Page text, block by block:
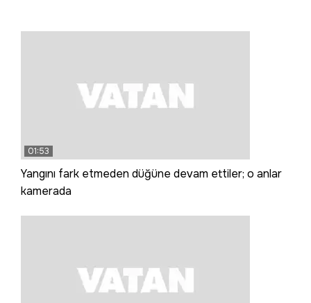
01:53
Yangını fark etmeden düğüne devam ettiler; o anlar
kamerada